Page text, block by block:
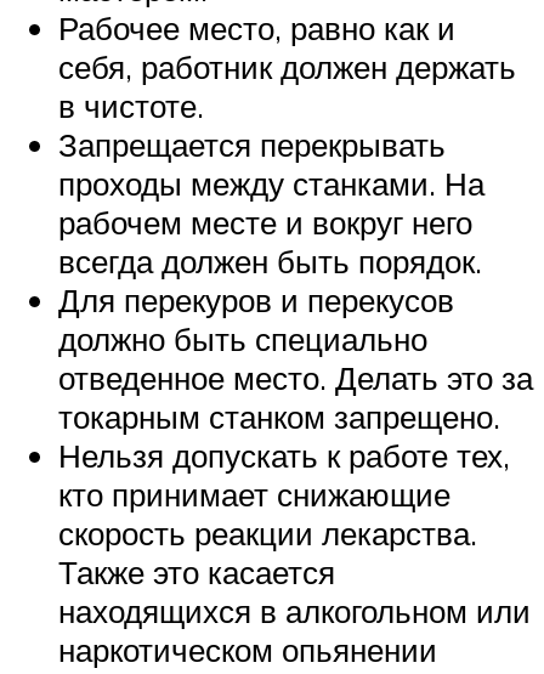
Рабочее место, равно как и
себя, работник должен держать
в чистоте.
Запрещается перекрывать
проходы между станками. На
рабочем месте и вокруг него
всегда должен быть порядок.
Для перекуров и перекусов
должно быть специально
отведенное место. Делать это за
токарным станком запрещено.
Нельзя допускать к работе тех,
кто принимает снижающие
скорость реакции лекарства.
Также это касается
находящихся в алкогольном или
наркотическом опьянении